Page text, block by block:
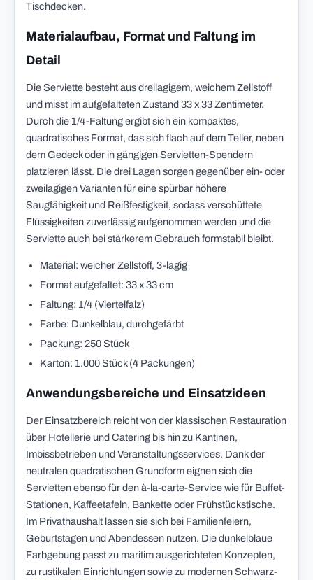
Tischdecken.
Materialaufbau, Format und Faltung im
Detail
Die Serviette besteht aus dreilagigem, weichem Zellstoff
und misst im aufgefalteten Zustand 33 x 33 Zentimeter.
Durch die 1/4-Faltung ergibt sich ein kompaktes,
quadratisches Format, das sich flach auf dem Teller, neben
dem Gedeck oder in gängigen Servietten-Spendern
platzieren lässt. Die drei Lagen sorgen gegenüber ein- oder
zweilagigen Varianten für eine spürbar höhere
Saugfähigkeit und Reißfestigkeit, sodass verschüttete
Flüssigkeiten zuverlässig aufgenommen werden und die
Serviette auch bei stärkerem Gebrauch formstabil bleibt.
Material: weicher Zellstoff, 3-lagig
Format aufgefaltet: 33 x 33 cm
Faltung: 1/4 (Viertelfalz)
Farbe: Dunkelblau, durchgefärbt
Packung: 250 Stück
Karton: 1.000 Stück (4 Packungen)
Anwendungsbereiche und Einsatzideen
Der Einsatzbereich reicht von der klassischen Restauration
über Hotellerie und Catering bis hin zu Kantinen,
Imbissbetrieben und Veranstaltungsservices. Dank der
neutralen quadratischen Grundform eignen sich die
Servietten ebenso für den à-la-carte-Service wie für Buffet-
Stationen, Kaffeetafeln, Bankette oder Frühstückstische.
Im Privathaushalt lassen sie sich bei Familienfeiern,
Geburtstagen und Abendessen nutzen. Die dunkelblaue
Farbgebung passt zu maritim ausgerichteten Konzepten,
zu rustikalen Einrichtungen sowie zu modernen Schwarz-